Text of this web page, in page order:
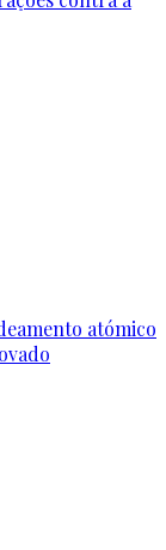
atómico